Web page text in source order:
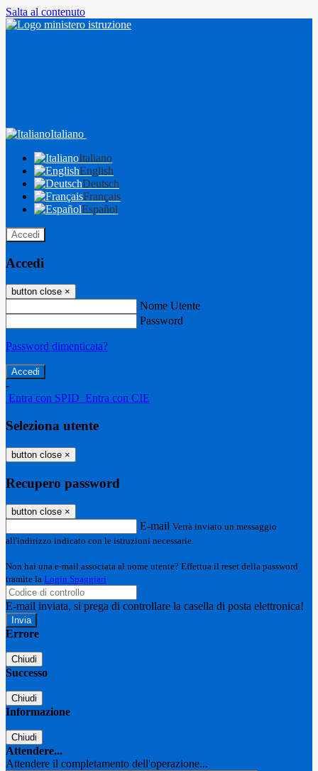
Salta al contenuto
Italiano
Italiano
English
Deutsch
Français
Español
Accedi
Accedi
button close ×
Nome Utente
Password
Password dimenticata?
-
Entra con SPID Entra con CIE
Seleziona utente
button close ×
Recupero password
button close ×
E-mail Verrà inviato un messaggio
all'indirizzo indicato con le istruzioni necessarie.
Non hai una e-mail associata al nome utente? Effettua il reset della password
tramite la Login Spaggiari
E-mail inviata, si prega di controllare la casella di posta elettronica!
Errore
Chiudi
Successo
Chiudi
Informazione
Chiudi
Attendere...
Attendere il completamento dell'operazione...